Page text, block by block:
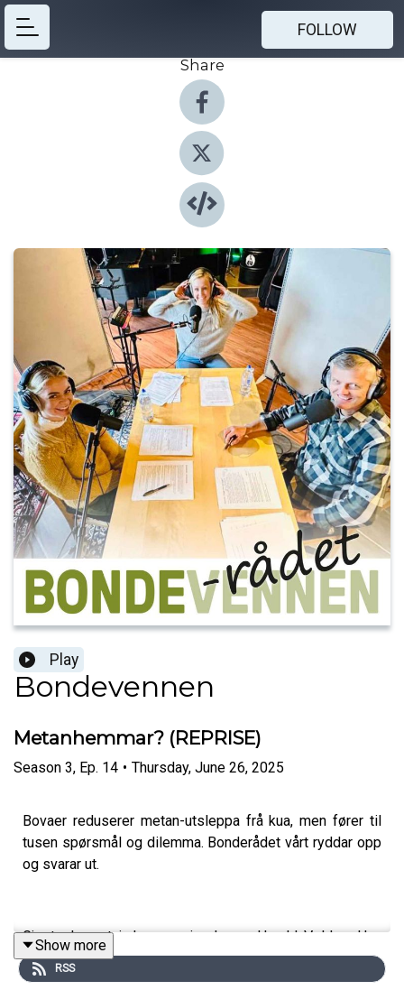
FOLLOW
Share
Play
Bondevennen
Metanhemmar? (REPRISE)
Season 3, Ep. 14 • Thursday, June 26, 2025
Bovaer reduserer metan-utsleppa frå kua, men fører til
tusen spørsmål og dilemma. Bonderådet vårt ryddar opp
og svarar ut.
Gjesteekspert i denne episoden er Harald Volden. Han
har forska på drøvtyggarernæring i 35 år og er sentral i
forskinga kring metan til drøvtyggjarar i Noreg.
Show more
RSS